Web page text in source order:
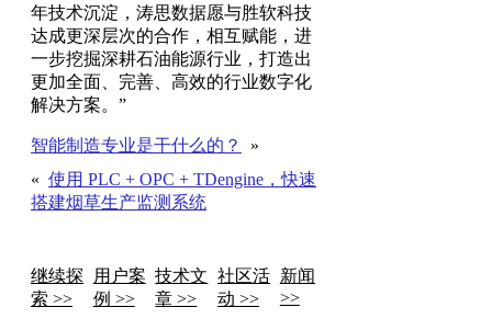
年技术沉淀，涛思数据愿与胜软科技
达成更深层次的合作，相互赋能，进
一步挖掘深耕石油能源行业，打造出
更加全面、完善、高效的行业数字化
解决方案。”
智能制造专业是干什么的？
»
« 使用 PLC + OPC + TDengine，快速
搭建烟草生产监测系统
继续探
索 >>
用户案
例 >>
技术文
章 >>
社区活
动 >>
新闻
>>